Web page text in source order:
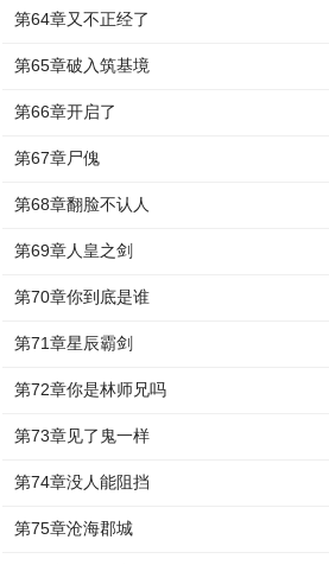
第64章又不正经了
第65章破入筑基境
第66章开启了
第67章尸傀
第68章翻脸不认人
第69章人皇之剑
第70章你到底是谁
第71章星辰霸剑
第72章你是林师兄吗
第73章见了鬼一样
第74章没人能阻挡
第75章沧海郡城